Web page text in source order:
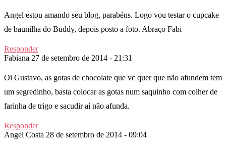
Angel estou amando seu blog, parabéns. Logo vou testar o cupcake
de baunilha do Buddy, depois posto a foto. Abraço Fabi
Responder
Fabiana 27 de setembro de 2014 - 21:31
Oi Gustavo, as gotas de chocolate que vc quer que não afundem tem
um segredinho, basta colocar as gotas num saquinho com colher de
farinha de trigo e sacudir aí não afunda.
Responder
Angel Costa 28 de setembro de 2014 - 09:04